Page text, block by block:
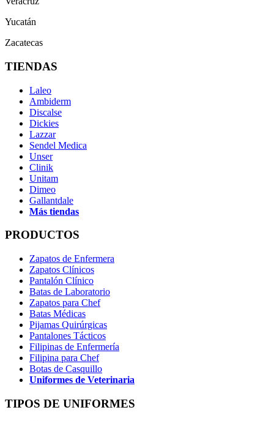
Yucatán
Zacatecas
TIENDAS
Laleo
Ambiderm
Discalse
Dickies
Lazzar
Sendel Medica
Unser
Clinik
Unitam
Dimeo
Gallantdale
Más tiendas
PRODUCTOS
Zapatos de Enfermera
Zapatos Clínicos
Pantalón Clínico
Batas de Laboratorio
Zapatos para Chef
Batas Médicas
Pijamas Quirúrgicas
Pantalones Tácticos
Filipinas de Enfermería
Filipina para Chef
Botas de Casquillo
Uniformes de Veterinaria
TIPOS DE UNIFORMES